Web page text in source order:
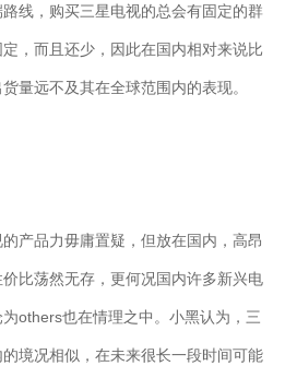
线，购买三星电视的总会有固定的群
，而且还少，因此在国内相对来说比
量远不及其在全球范围内的表现。
产品力毋庸置疑，但放在国内，高昂
比荡然无存，更何况国内许多新兴电
others也在情理之中。小黑认为，三
境况相似，在未来很长一段时间可能